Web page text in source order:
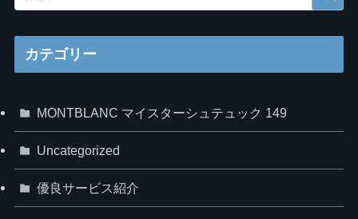
カテゴリー
MONTBLANC マイスターシュテュック 149
Uncategorized
優良サービス紹介